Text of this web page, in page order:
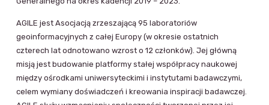
AGILE jest Asocjacją zrzeszającą 95 laboratoriów
geoinformacyjnych z całej Europy (w okresie ostatnich
czterech lat odnotowano wzrost o 12 członków). Jej główną
misją jest budowanie platformy stałej współpracy naukowej
między ośrodkami uniwersyteckimi i instytutami badawczymi,
celem wymiany doświadczeń i kreowania inspiracji badawczej.